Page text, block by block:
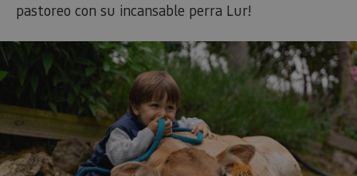
pastoreo con su incansable perra Lur!